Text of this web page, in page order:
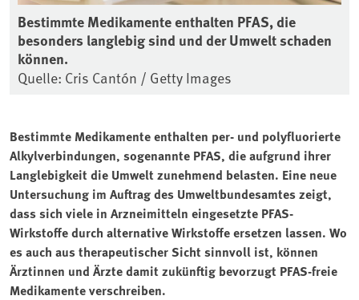
Bestimmte Medikamente enthalten PFAS, die
besonders langlebig sind und der Umwelt schaden
können.
Quelle: Cris Cantón / Getty Images
Bestimmte Medikamente enthalten per- und polyfluorierte
Alkylverbindungen, sogenannte PFAS, die aufgrund ihrer
Langlebigkeit die Umwelt zunehmend belasten. Eine neue
Untersuchung im Auftrag des Umweltbundesamtes zeigt,
dass sich viele in Arzneimitteln eingesetzte PFAS-
Wirkstoffe durch alternative Wirkstoffe ersetzen lassen. Wo
es auch aus therapeutischer Sicht sinnvoll ist, können
Ärztinnen und Ärzte damit zukünftig bevorzugt PFAS-freie
Medikamente verschreiben.